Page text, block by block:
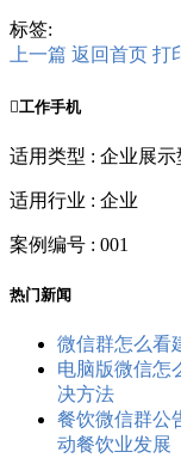
标签:
上一篇 返回首页 打
工作手机
适用类型 : 企业展示
适用行业 : 企业
案例编号 : 001
热门新闻
微信群怎么看
电脑版微信怎
决方法
餐饮微信群公
动餐饮业发展